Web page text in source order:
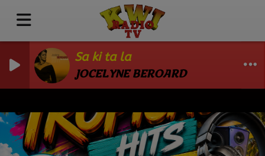
Sa ki ta la
JOCELYNE BEROARD